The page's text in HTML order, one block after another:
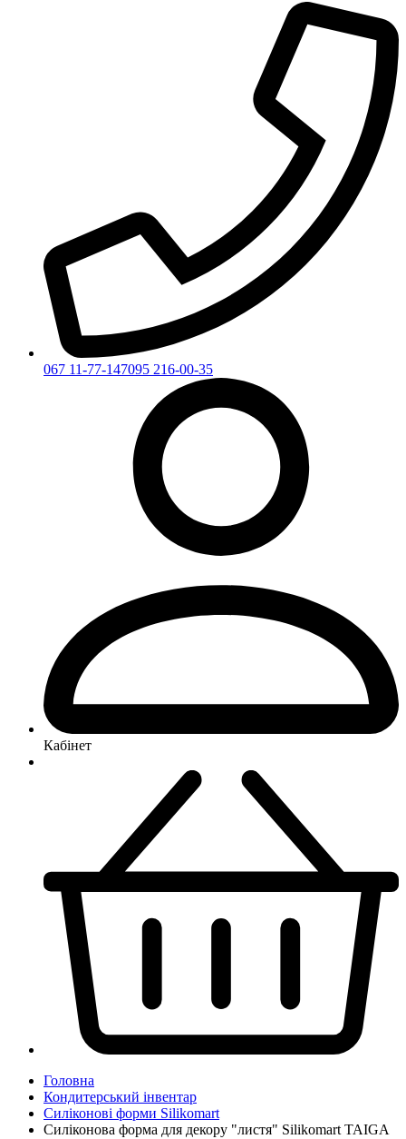
067 11-77-147095 216-00-35
Кабінет
Головна
Кондитерський інвентар
Силіконові форми Silikomart
Силіконова форма для декору "листя" Silikomart TAIGA